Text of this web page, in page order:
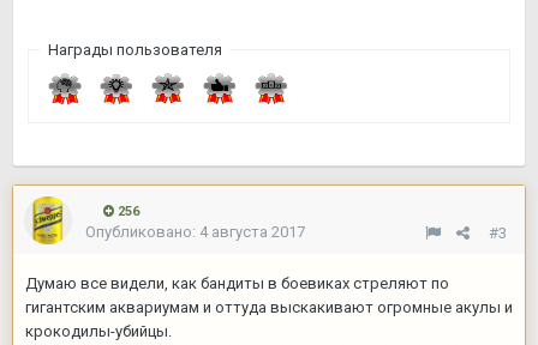
Награды пользователя
256
#3
Опубликовано: 4 августа 2017
Думаю все видели, как бандиты в боевиках стреляют по
гигантским аквариумам и оттуда выскакивают огромные акулы и
крокодилы-убийцы.